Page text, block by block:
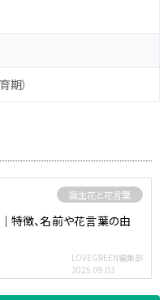
期）
誕生花と花言葉
特徴、名前や花言葉の由
LOVEGREEN編集部
2025.09.03